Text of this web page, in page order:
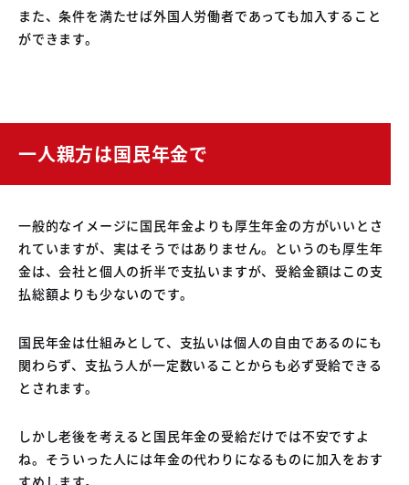
また、条件を満たせば外国人労働者であっても加入すること
ができます。
一人親方は国民年金で
一般的なイメージに国民年金よりも厚生年金の方がいいとさ
れていますが、実はそうではありません。というのも厚生年
金は、会社と個人の折半で支払いますが、受給金額はこの支
払総額よりも少ないのです。
国民年金は仕組みとして、支払いは個人の自由であるのにも
関わらず、支払う人が一定数いることからも必ず受給できる
とされます。
しかし老後を考えると国民年金の受給だけでは不安ですよ
ね。そういった人には年金の代わりになるものに加入をおす
すめします。